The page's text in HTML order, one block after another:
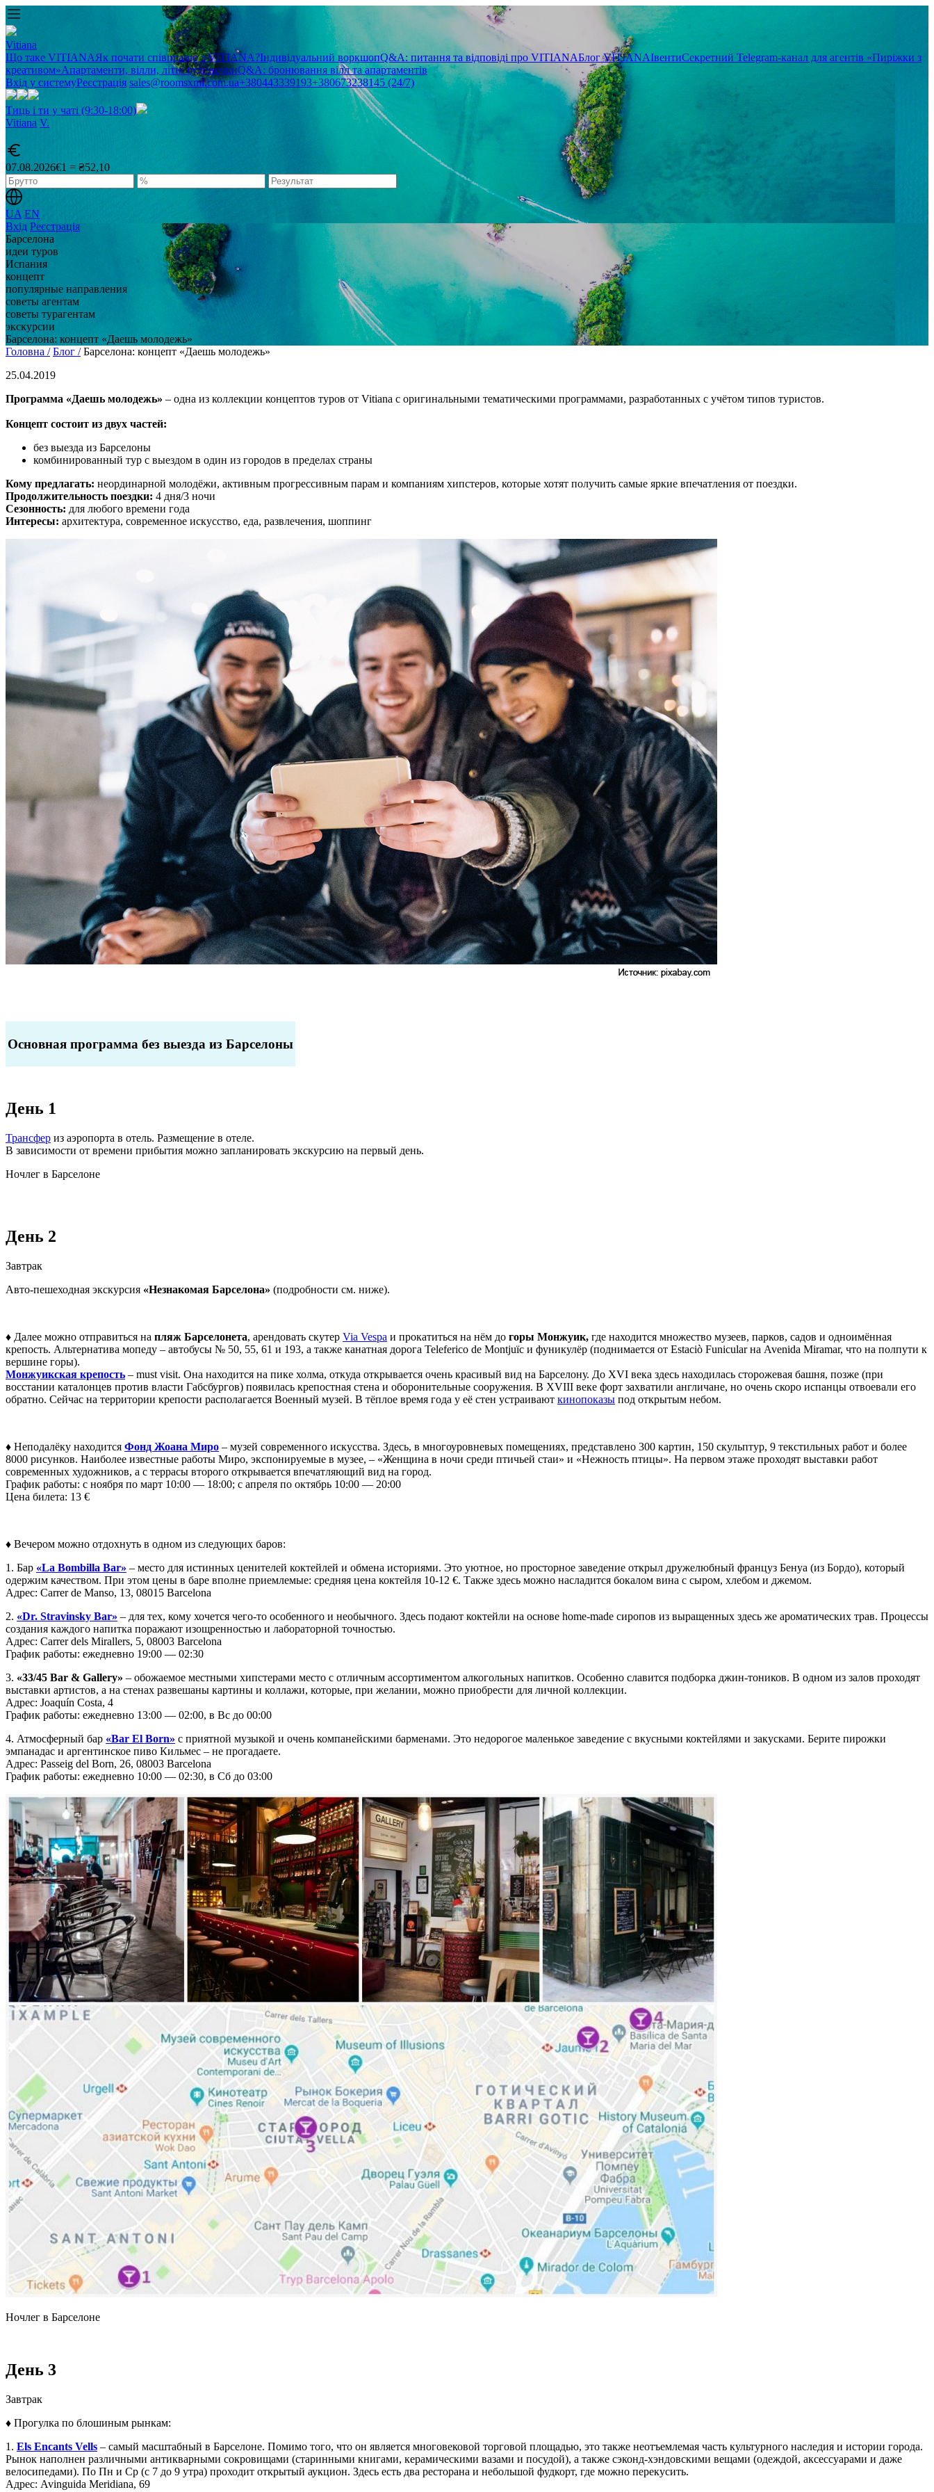
Vitiana
Що таке VITIANAЯк почати співпрацю з VITIANA?Індивідуальний воркшопQ&A: питання та відповіді про VITIANAБлог VITIANAІвентиСекретний Telegram-канал для агентів «Пиріжки з
креативом»Апартаменти, вілли, літні будиночкиQ&A: бронювання вілл та апартаментів
Вхід у системуРеєстрація sales@roomsxml.com.ua+380443339193+380673238145 (24/7)
Тиць і ти у чаті (9:30-18:00)
Vitiana V.
07.08.2026€1 = ₴52,10
UA EN
Вхід Реєстрація
Барселона
идеи туров
Испания
концепт
популярные направления
советы агентам
советы турагентам
экскурсии
Барселона: концепт «Даешь молодежь»
Головна / Блог / Барселона: концепт «Даешь молодежь»
25.04.2019
Программа «Даешь молодежь» – одна из коллекции концептов туров от Vitiana с оригинальными тематическими программами, разработанных с учётом типов туристов.
Концепт состоит из двух частей:
без выезда из Барселоны
комбинированный тур с выездом в один из городов в пределах страны
Кому предлагать: неординарной молодёжи, активным прогрессивным парам и компаниям хипстеров, которые хотят получить самые яркие впечатления от поездки.
Продолжительность поездки: 4 дня/3 ночи
Сезонность: для любого времени года
Интересы: архитектура, современное искусство, еда, развлечения, шоппинг
Основная программа без выезда из Барселоны
День 1
Трансфер из аэропорта в отель. Размещение в отеле.
В зависимости от времени прибытия можно запланировать экскурсию на первый день.
Ночлег в Барселоне
День 2
Завтрак
Авто-пешеходная экскурсия «Незнакомая Барселона» (подробности см. ниже).
♦ Далее можно отправиться на пляж Барселонета, арендовать скутер Via Vespa и прокатиться на нём до горы Монжуик, где находится множество музеев, парков, садов и одноимённая
крепость. Альтернатива мопеду – автобусы № 50, 55, 61 и 193, а также канатная дорога Teleferico de Montjuïc и фуникулёр (поднимается от Estaciò Funicular на Avenida Miramar, что на полпути к
вершине горы).
Монжуикская крепость – must visit. Она находится на пике холма, откуда открывается очень красивый вид на Барселону. До XVI века здесь находилась сторожевая башня, позже (при
восстании каталонцев против власти Габсбургов) появилась крепостная стена и оборонительные сооружения. В XVIII веке форт захватили англичане, но очень скоро испанцы отвоевали его
обратно. Сейчас на территории крепости располагается Военный музей. В тёплое время года у её стен устраивают кинопоказы под открытым небом.
♦ Неподалёку находится Фонд Жоана Миро – музей современного искусства. Здесь, в многоуровневых помещениях, представлено 300 картин, 150 скульптур, 9 текстильных работ и более
8000 рисунков. Наиболее известные работы Миро, экспонируемые в музее, – «Женщина в ночи среди птичьей стаи» и «Нежность птицы». На первом этаже проходят выставки работ
современных художников, а с террасы второго открывается впечатляющий вид на город.
График работы: с ноября по март 10:00 — 18:00; с апреля по октябрь 10:00 — 20:00
Цена билета: 13 €
♦ Вечером можно отдохнуть в одном из следующих баров:
1. Бар «La Bombilla Bar» – место для истинных ценителей коктейлей и обмена историями. Это уютное, но просторное заведение открыл дружелюбный француз Бенуа (из Бордо), который
одержим качеством. При этом цены в баре вполне приемлемые: средняя цена коктейля 10-12 €. Также здесь можно насладится бокалом вина с сыром, хлебом и джемом.
Адрес: Carrer de Manso, 13, 08015 Barcelona
2. «Dr. Stravinsky Bar» – для тех, кому хочется чего-то особенного и необычного. Здесь подают коктейли на основе home-made сиропов из выращенных здесь же ароматических трав. Процессы
создания каждого напитка поражают изощренностью и лабораторной точностью.
Адрес: Carrer dels Mirallers, 5, 08003 Barcelona
График работы: ежедневно 19:00 — 02:30
3. «33/45 Bar & Gallery» – обожаемое местными хипстерами место с отличным ассортиментом алкогольных напитков. Особенно славится подборка джин-тоников. В одном из залов проходят
выставки артистов, а на стенах развешаны картины и коллажи, которые, при желании, можно приобрести для личной коллекции.
Адрес: Joaquín Costa, 4
График работы: ежедневно 13:00 — 02:00, в Вс до 00:00
4. Атмосферный бар «Bar El Born» с приятной музыкой и очень компанейскими барменами. Это недорогое маленькое заведение с вкусными коктейлями и закусками. Берите пирожки
эмпанадас и аргентинское пиво Кильмес – не прогадаете.
Адрес: Passeig del Born, 26, 08003 Barcelona
График работы: ежедневно 10:00 — 02:30, в Сб до 03:00
Ночлег в Барселоне
День 3
Завтрак
♦ Прогулка по блошиным рынкам:
1. Els Encants Vells – самый масштабный в Барселоне. Помимо того, что он является многовековой торговой площадью, это также неотъемлемая часть культурного наследия и истории города.
Рынок наполнен различными антикварными сокровищами (старинными книгами, керамическими вазами и посудой), а также сэконд-хэндовскими вещами (одеждой, аксессуарами и даже
велосипедами). По Пн и Ср (с 7 до 9 утра) проходит открытый аукцион. Здесь есть два ресторана и небольшой фудкорт, где можно перекусить.
Адрес: Avinguida Meridiana, 69